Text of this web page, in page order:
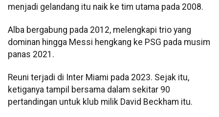
menjadi gelandang itu naik ke tim utama pada 2008.
Alba bergabung pada 2012, melengkapi trio yang
dominan hingga Messi hengkang ke PSG pada musim
panas 2021.
Reuni terjadi di Inter Miami pada 2023. Sejak itu,
ketiganya tampil bersama dalam sekitar 90
pertandingan untuk klub milik David Beckham itu.